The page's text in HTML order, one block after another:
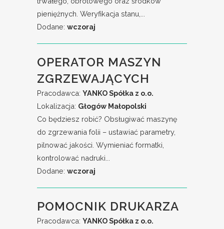
pieniężnych. Weryfikacja stanu,...
Dodane: wczoraj
OPERATOR MASZYN
ZGRZEWAJĄCYCH
Pracodawca: YANKO Spółka z o.o.
Lokalizacja: Głogów Małopolski
Co będziesz robić? Obsługiwać maszynę
do zgrzewania folii – ustawiać parametry,
pilnować jakości. Wymieniać formatki,
kontrolować nadruki...
Dodane: wczoraj
POMOCNIK DRUKARZA
Pracodawca: YANKO Spółka z o.o.